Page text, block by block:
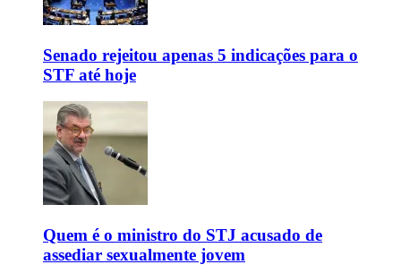
Senado rejeitou apenas 5 indicações para o
STF até hoje
Quem é o ministro do STJ acusado de
assediar sexualmente jovem